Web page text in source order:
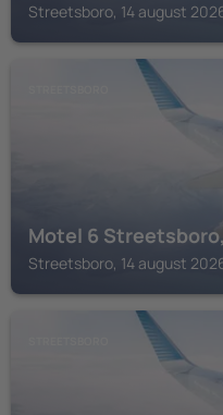
Streetsboro, 14 august
Motel 6
Streetsboro, 14 august